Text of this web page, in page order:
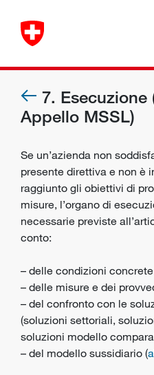
7. Esecuzione
Appello MSSL)
Se un’azienda non
presente direttiva e non è
raggiunto gli obiettivi di
misure, l’organo di
necessarie previste
conto:
– delle condizioni
– delle misure e dei
– del confronto con le
(soluzioni settoriali,
soluzioni modello
– del modello sussidiario (